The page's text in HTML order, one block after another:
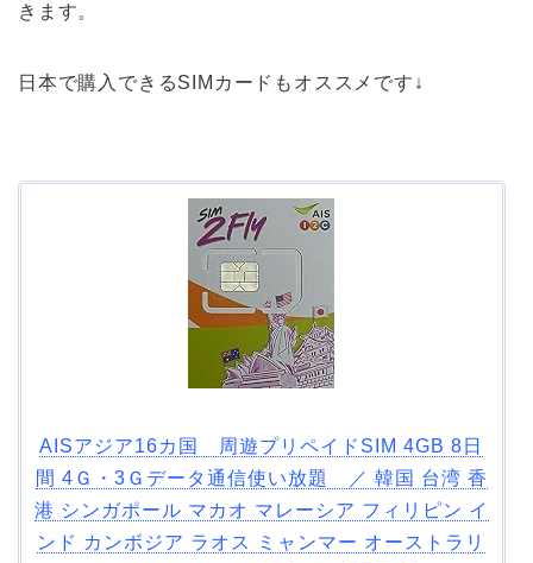
きます。
日本で購入できるSIMカードもオススメです↓
AISアジア16カ国 周遊プリペイドSIM 4GB 8日
間 4Ｇ・3Ｇデータ通信使い放題 ／ 韓国 台湾 香
港 シンガポール マカオ マレーシア フィリピン イ
ンド カンボジア ラオス ミャンマー オーストラリ